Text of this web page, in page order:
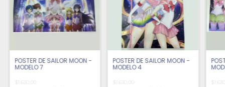
POSTER DE SAILOR MOON -
MODELO 7
$1.630,00
POSTER DE SAILOR MOON -
MODELO 4
$1.630,00